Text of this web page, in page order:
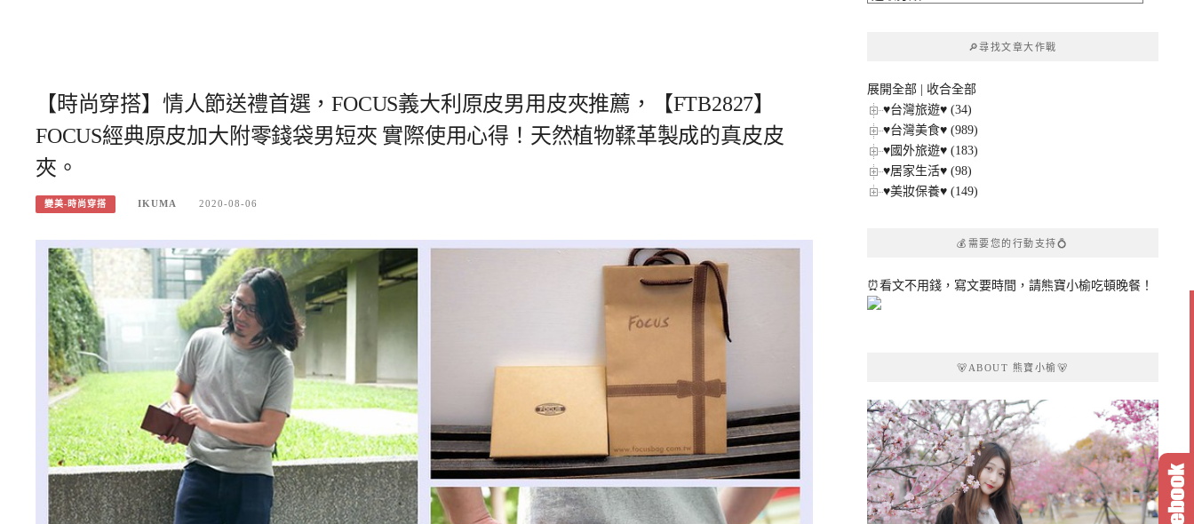
【時尚穿搭】情人節送禮首選，FOCUS義大利原皮男用皮夾推薦，【FTB2827】
FOCUS經典原皮加大附零錢袋男短夾 實際使用心得！天然植物鞣革製成的真皮皮
夾。
變美-時尚穿搭 IKUMA 2020-08-06
🔎尋找文章大作戰
展開全部
收合全部
♥台灣旅遊♥ (34)
♥台灣美食♥ (989)
♥國外旅遊♥ (183)
♥居家生活♥ (98)
♥美妝保養♥ (149)
💰需要您的行動支持💍
⏰看文不用錢，寫文要時間，請熊寶小榆吃頓晚餐！
🐻ABOUT 熊寶小榆🐻